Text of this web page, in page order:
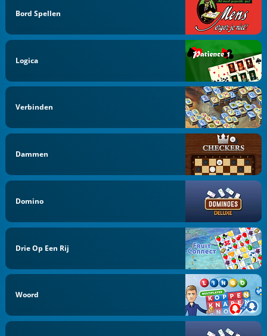
Bord Spellen
Logica
Verbinden
Dammen
Domino
Drie Op Een Rij
Woord